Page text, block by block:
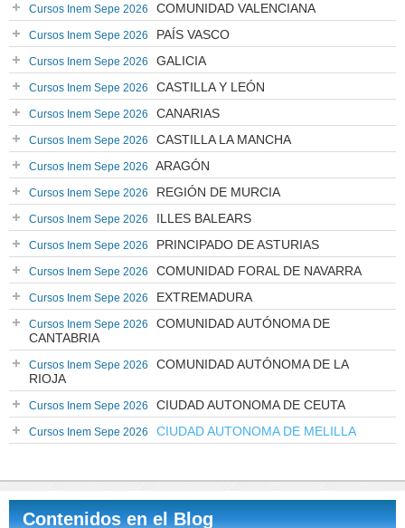
Cursos Inem Sepe 2026 COMUNIDAD VALENCIANA
Cursos Inem Sepe 2026 PAÍS VASCO
Cursos Inem Sepe 2026 GALICIA
Cursos Inem Sepe 2026 CASTILLA Y LEÓN
Cursos Inem Sepe 2026 CANARIAS
Cursos Inem Sepe 2026 CASTILLA LA MANCHA
Cursos Inem Sepe 2026 ARAGÓN
Cursos Inem Sepe 2026 REGIÓN DE MURCIA
Cursos Inem Sepe 2026 ILLES BALEARS
Cursos Inem Sepe 2026 PRINCIPADO DE ASTURIAS
Cursos Inem Sepe 2026 COMUNIDAD FORAL DE NAVARRA
Cursos Inem Sepe 2026 EXTREMADURA
Cursos Inem Sepe 2026
COMUNIDAD AUTÓNOMA DE
CANTABRIA
Cursos Inem Sepe 2026
COMUNIDAD AUTÓNOMA DE LA
RIOJA
Cursos Inem Sepe 2026 CIUDAD AUTONOMA DE CEUTA
Cursos Inem Sepe 2026 CIUDAD AUTONOMA DE MELILLA
Contenidos en el Blog